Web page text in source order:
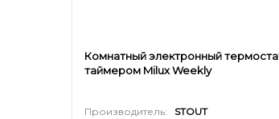
Комнатный электронный
таймером Milux Weekly
Производитель: STOUT